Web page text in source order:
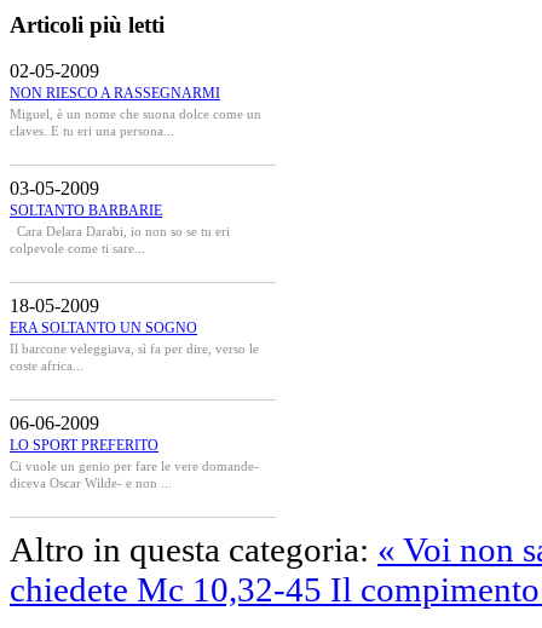
Articoli più letti
02-05-2009
NON RIESCO A RASSEGNARMI
Miguel, è un nome che suona dolce come un
claves. E tu eri una persona...
03-05-2009
SOLTANTO BARBARIE
Cara Delara Darabi, io non so se tu eri
colpevole come ti sare...
18-05-2009
ERA SOLTANTO UN SOGNO
Il barcone veleggiava, sì fa per dire, verso le
coste africa...
06-06-2009
LO SPORT PREFERITO
Ci vuole un genio per fare le vere domande-
diceva Oscar Wilde- e non ...
Altro in questa categoria: « Voi non
chiedete Mc 10,32-45 Il